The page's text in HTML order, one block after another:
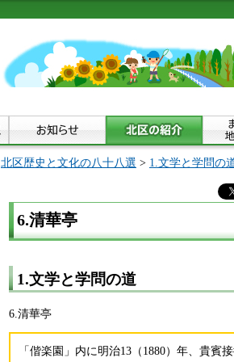
北区歴史と文化の八十八選 > 1.文学と学問の
6.清華亭
1.文学と学問の道
6.清華亭
「偕楽園」内に明治13（1880）年、貴